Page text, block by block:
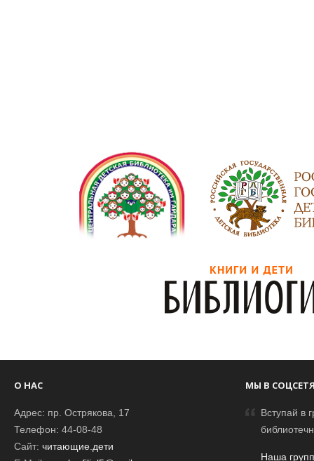
О НАС
Адрес: пр. Острякова, 17
Телефон: 44-08-48
Сайт: читающие.дети
МЫ В
Вступай в
Наша